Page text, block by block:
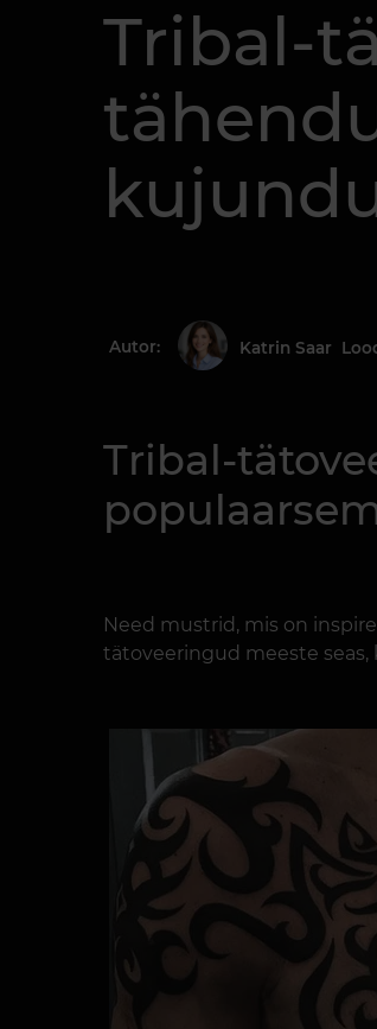
Tribal-
Autor: Katrin Saar
Tribal-
Need mustrid, mis on
tätoveeringud meeste seas,